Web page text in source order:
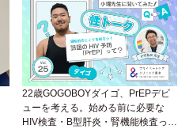
22歳GOGOBOYダイゴ、PrEPデビ
ューを考える。始める前に必要な
HIV検査・B型肝炎・腎機能検査っ